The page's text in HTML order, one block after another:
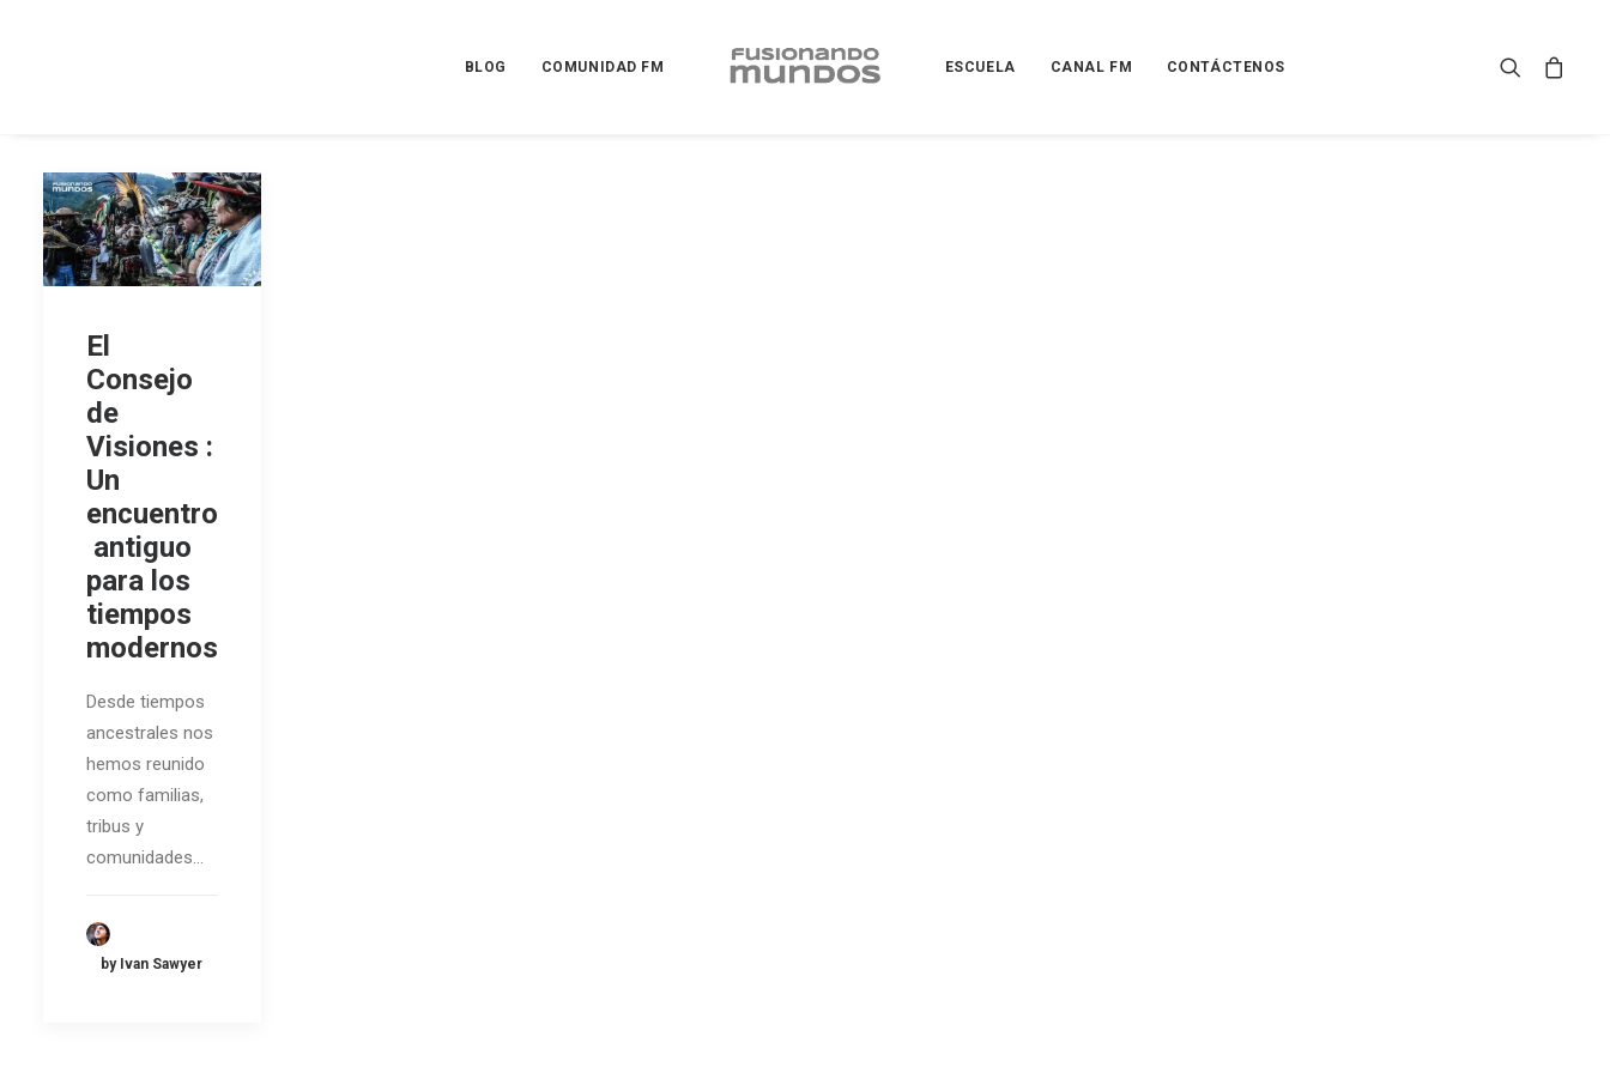
BLOG COMUNIDAD FM ESCUELA CANAL FM CONTÁCTENOS
El
Consejo
de
Visiones :
Un
encuentro
antiguo
para los
tiempos
modernos
Desde tiempos
ancestrales nos
hemos reunido
como familias,
tribus y
comunidades…
by Ivan Sawyer